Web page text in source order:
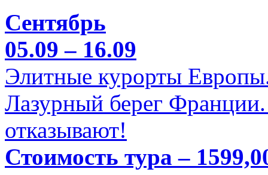
Сентябрь
05.09 – 16.09
Элитные курорты
Лазурный берег
отказывают!
Стоимость тура –